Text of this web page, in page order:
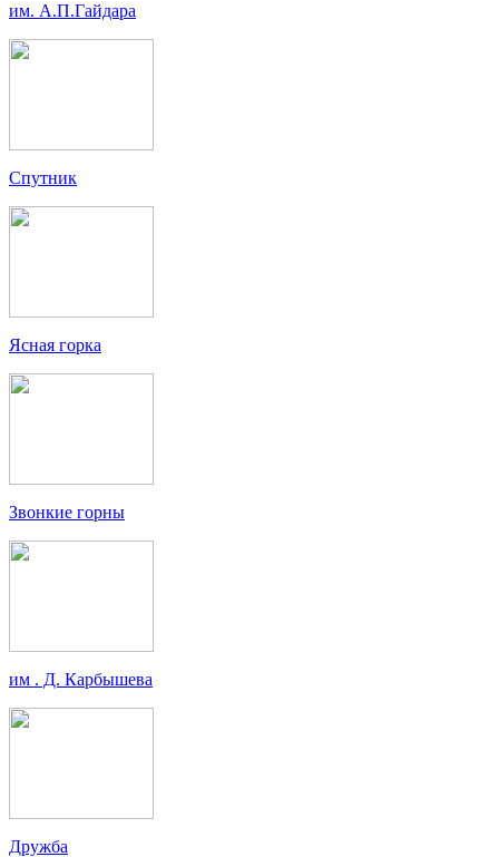
им. А.П.Гайдара
Спутник
Ясная горка
Звонкие горны
им . Д. Карбышева
Дружба